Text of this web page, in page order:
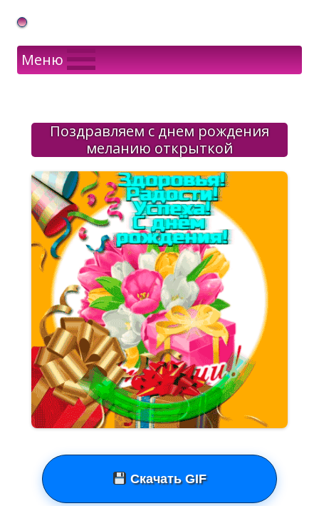
Gif Открытки в подарок
Меню
Поздравляем с днем рождения
меланию открыткой
Скачать GIF